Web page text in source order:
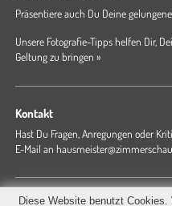
Präsentiere auch Du Deine
Unsere Fotografie-Tipps helfen Dir,
Geltung zu bringen »
Kontakt
Hast Du Fragen, Anregungen oder
E-Mail an
Forum Magazin AGB Presse
Diese Website benutzt